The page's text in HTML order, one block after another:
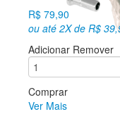
R$ 79,90
ou até 2X de R$
Adicionar Remover
Comprar
Ver Mais